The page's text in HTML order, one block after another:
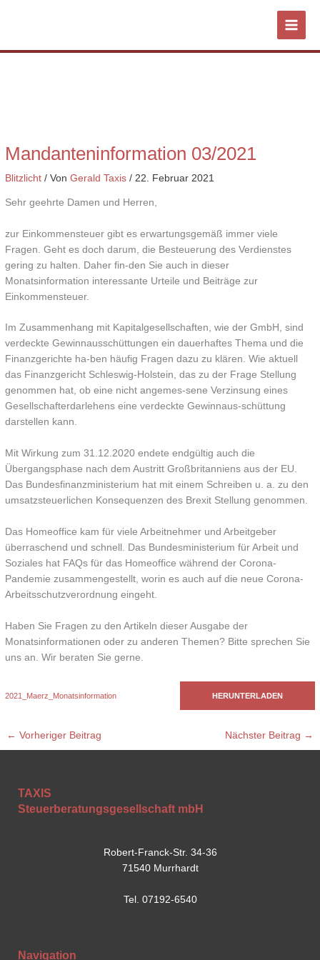
Mandanteninformation 03/2021
Blitzlicht / VonGerald Taxis/22. Februar 2021
Sehr geehrte Damen und Herren,
zur Einkommensteuer gibt es erwartungsgemäß immer viele
Fragen. Geht es doch darum, die Besteuerung des Verdienstes
gering zu halten. Daher fin-den Sie auch in dieser
Monatsinformation interessante Urteile und Beiträge zur
Einkommensteuer.
Im Zusammenhang mit Kapitalgesellschaften, wie der GmbH, sind
verdeckte Gewinnausschüttungen ein dauerhaftes Thema und die
Finanzgerichte ha-ben häufig Fragen dazu zu klären. Wie aktuell
das Finanzgericht Schleswig-Holstein, das zu der Frage Stellung
genommen hat, ob eine nicht angemes-sene Verzinsung eines
Gesellschafterdarlehens eine verdeckte Gewinnaus-schüttung
darstellen kann.
Mit Wirkung zum 31.12.2020 endete endgültig auch die
Übergangsphase nach dem Austritt Großbritanniens aus der EU.
Das Bundesfinanzministerium hat mit einem Schreiben u. a. zu den
umsatzsteuerlichen Konsequenzen des Brexit Stellung genommen.
Das Homeoffice kam für viele Arbeitnehmer und Arbeitgeber
überraschend und schnell. Das Bundesministerium für Arbeit und
Soziales hat FAQs für das Homeoffice während der Corona-
Pandemie zusammengestellt, worin es auch auf die neue Corona-
Arbeitsschutzverordnung eingeht.
Haben Sie Fragen zu den Artikeln dieser Ausgabe der
Monatsinformationen oder zu anderen Themen? Bitte sprechen Sie
uns an. Wir beraten Sie gerne.
2021_Maerz_Monatsinformation HERUNTERLADEN
← Vorheriger Beitrag Nächster Beitrag →
TAXIS
Steuerberatungsgesellschaft mbH
Robert-Franck-Str. 34-36
71540 Murrhardt
Tel. 07192-6540
Navigation